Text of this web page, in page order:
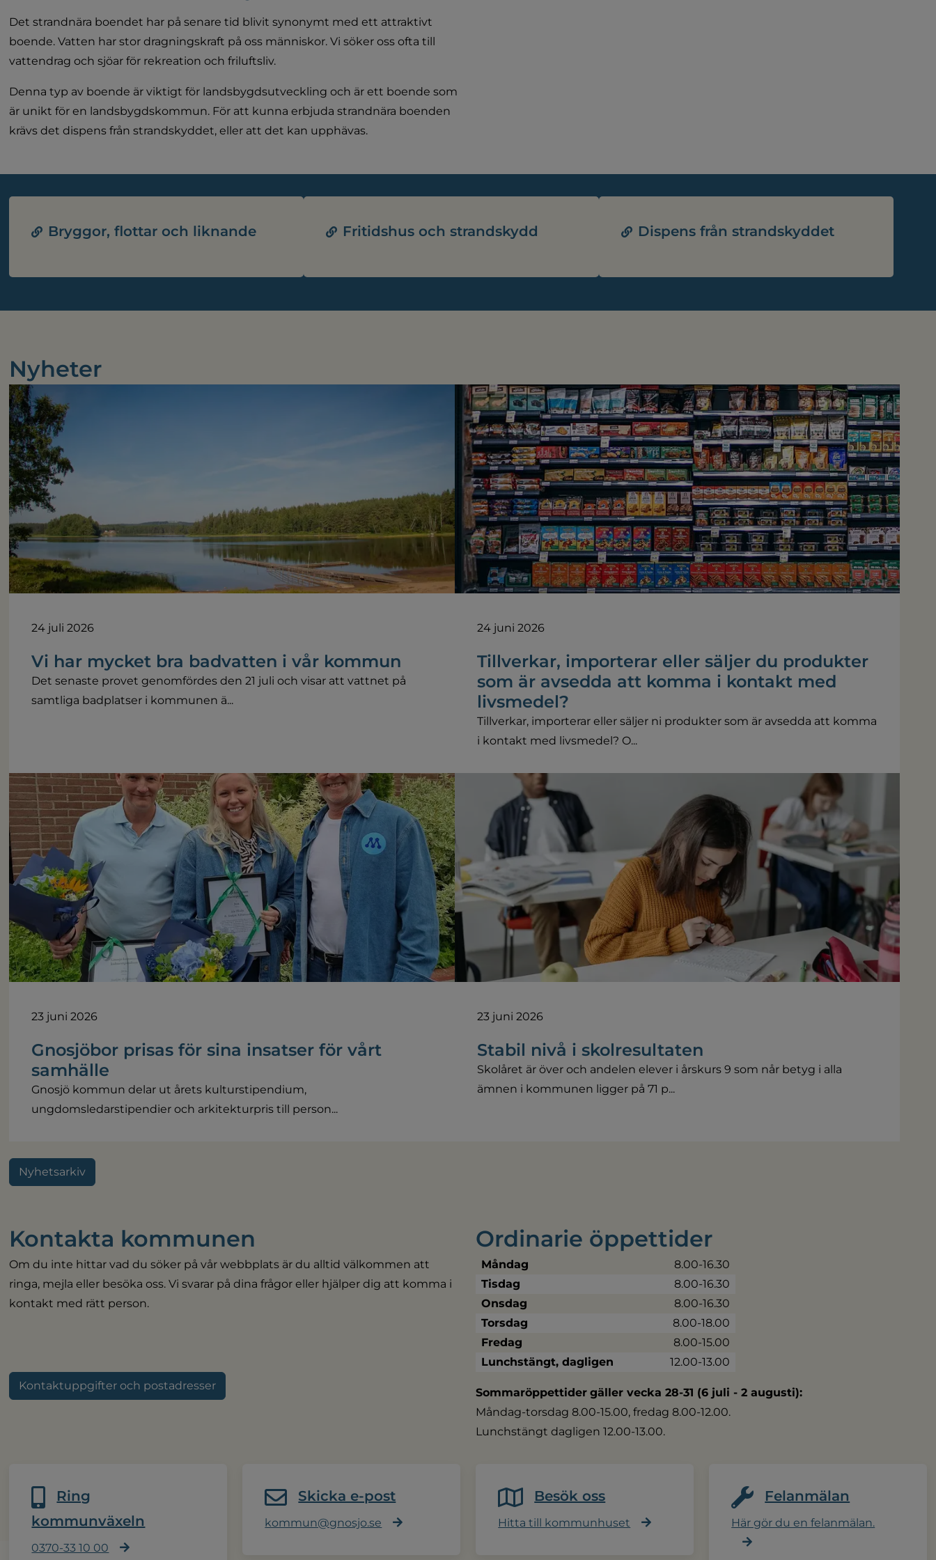
Det strandnära boendet har på senare tid blivit synonymt med ett attraktivt
boende. Vatten har stor dragningskraft på oss människor. Vi söker oss ofta till
vattendrag och sjöar för rekreation och friluftsliv.
Denna typ av boende är viktigt för landsbygdsutveckling och är ett boende som
är unikt för en landsbygdskommun. För att kunna erbjuda strandnära boenden
krävs det dispens från strandskyddet, eller att det kan upphävas.
Bryggor, flottar och liknande Fritidshus och strandskydd Dispens från strandskyddet
Nyheter
24 juli 2026
Vi har mycket bra badvatten i vår kommun
Det senaste provet genomfördes den 21 juli och visar att vattnet på
samtliga badplatser i kommunen ä...
24 juni 2026
Tillverkar, importerar eller säljer du produkter
som är avsedda att komma i kontakt med
livsmedel?
Tillverkar, importerar eller säljer ni produkter som är avsedda att komma
i kontakt med livsmedel? O...
23 juni 2026
Gnosjöbor prisas för sina insatser för vårt
samhälle
Gnosjö kommun delar ut årets kulturstipendium,
ungdomsledarstipendier och arkitekturpris till person...
23 juni 2026
Stabil nivå i skolresultaten
Skolåret är över och andelen elever i årskurs 9 som når betyg i alla
ämnen i kommunen ligger på 71 p...
Nyhetsarkiv
Kontakta kommunen
Om du inte hittar vad du söker på vår webbplats är du alltid välkommen att
ringa, mejla eller besöka oss. Vi svarar på dina frågor eller hjälper dig att komma i
kontakt med rätt person.
Kontaktuppgifter och postadresser
Ordinarie öppettider
Måndag
8.00-16.30
Tisdag
8.00-16.30
Onsdag
8.00-16.30
Torsdag
8.00-18.00
Fredag
8.00-15.00
Lunchstängt, dagligen
12.00-13.00
Sommaröppettider gäller vecka 28-31 (6 juli - 2 augusti):
Måndag-torsdag 8.00-15.00, fredag 8.00-12.00.
Lunchstängt dagligen 12.00-13.00.
Ring
kommunväxeln
0370-33 10 00
Skicka e-post
kommun@gnosjo.se
Besök oss
Hitta till kommunhuset
Felanmälan
Här gör du en felanmälan.